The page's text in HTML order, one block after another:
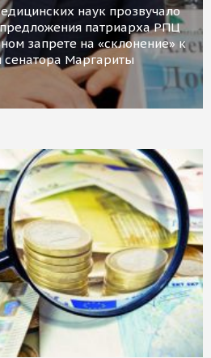
наук прозвучало
патриарха РПЦ
запрете на «склонение» к
сенатора Маргариты